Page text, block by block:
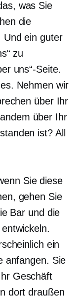
was Sie
die
Und ein guter
zu
uns“-Seite.
Nehmen wir
über Ihr
über Ihr
ist? All
Sie diese
gehen Sie
Bar und die
ein
anfangen. Sie
Geschäft
dort draußen